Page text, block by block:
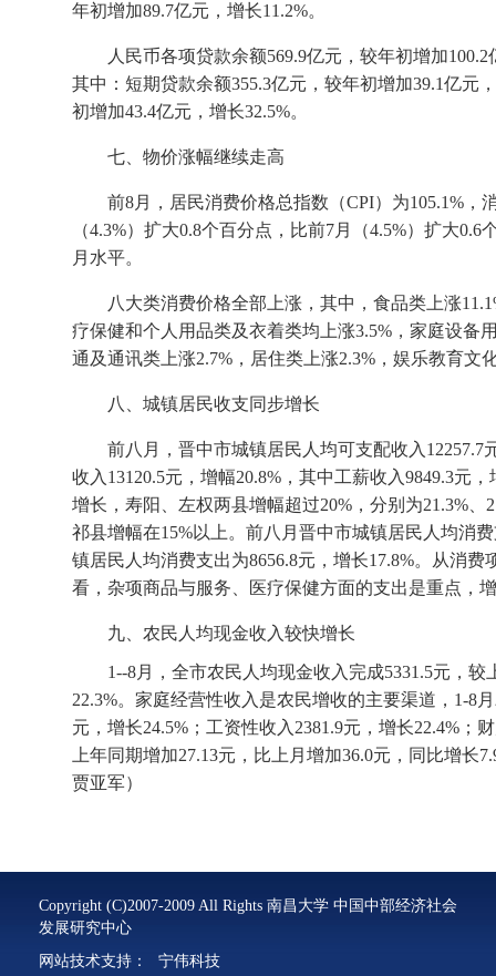
年初增加89.7亿元，增长11.2%。
人民币各项贷款余额569.9亿元，较年初增加100.2
其中：短期贷款余额355.3亿元，较年初增加39.1亿元
初增加43.4亿元，增长32.5%。
七、物价涨幅继续走高
前8月，居民消费价格总指数（CPI）为105.1% ，
（4.3%）扩大0.8个百分点，比前7月（4.5%）扩大0.6
月水平。
八大类消费价格全部上涨，其中，食品类上涨
疗保健和个人用品类及衣着类均上涨3.5% ，家庭设备
通及通讯类上涨2.7% ，居住类上涨2.3% ，娱乐教育文
八、城镇居民收支同步增长
前八月，晋中市城镇居民人均可支配收入 12257.7
收入 13120.5元，增幅20.8% ，其中工薪收入9849.3元，
增长，寿阳、左权两县增幅超过20% ，分别为21.3%
祁县增幅在15%以上。前八月晋中市城镇居民人均消
镇居民人均消费支出为8656.8元，增长17.8%。从消费
看，杂项商品与服务、医疗保健方面的支出是重点，
九、农民人均现金收入较快增长
1--8月，全市农民人均现金收入完成5331.5元，较
22.3%。家庭经营性收入是农民增收的主要渠道， 1-8
元，增长24.5% ；工资性收入 2381.9元，增长22.4% ；
上年同期增加27.13元，比上月增加36.0元，同比增长
贾亚军）
Copyright (C)2007-2009 All Rights 南昌大学 中国中部经济社会
发展研究中心
网站技术支持：
宁伟科技